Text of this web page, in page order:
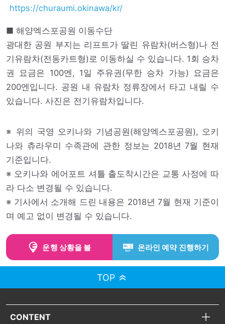
https://churaumi.okinawa/kr/
■ 해양엑스포공원 이동수단
광대한 공원 부지는 리프트가 딸린 유람차(버스형)나 전
기유람차(전동카트형)로 이동하실 수 있습니다. 1회 승차
권 요금은 100엔, 1일 주유권(무한 승차 가능) 요금은
200엔입니다. 공원 내 유람차 정류장에서 타고 내릴 수
있습니다. 사진은 전기유람차입니다.
※ 위의 국영 오키나와 기념공원(해양엑스포공원), 오키
나와 츄라우미 수족관에 관한 정보는 2018년 7월 현재
기준입니다.
※ 오키나와 에어포트 셔틀 출도착시간은 교통 사정에 따
라 다소 변경될 수 있습니다.
※ 기사에서 소개해 드린 내용은 2018년 7월 현재 기준이
며 예고 없이 변경될 수 있습니다.
운행 상황을 볼 온라인 예약 진행하기
TOP
CONTENT